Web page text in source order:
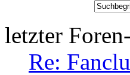
letzter
Re: